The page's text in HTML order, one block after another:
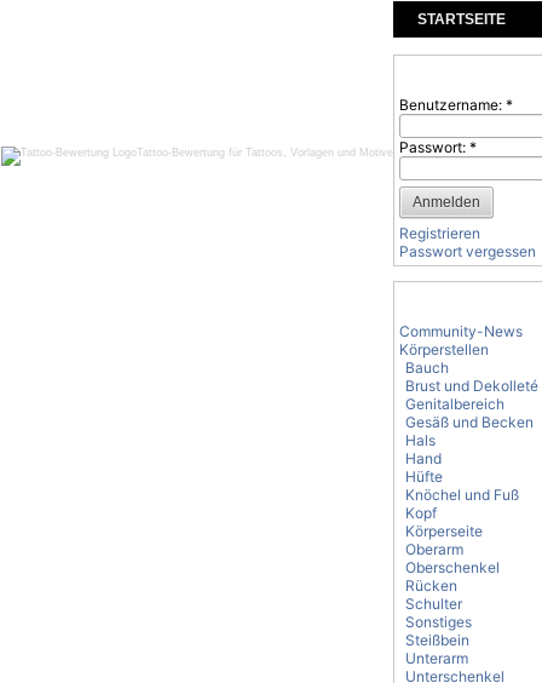
Tattoo-Bewertung für Tattoos, Vorlagen und Motive
STARTSEITE
KOMMENTARE
Benutzername: *
Passwort: *
Registrieren
Passwort vergessen
Community-News
Körperstellen
Bauch
Brust und Dekolleté
Genitalbereich
Gesäß und Becken
Hals
Hand
Hüfte
Knöchel und Fuß
Kopf
Körperseite
Oberarm
Oberschenkel
Rücken
Schulter
Sonstiges
Steißbein
Unterarm
Unterschenkel